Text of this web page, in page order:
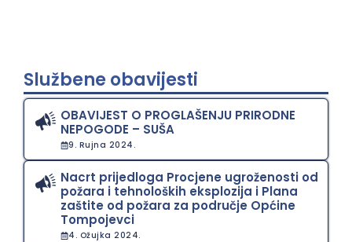
Službene obavijesti
OBAVIJEST O PROGLAŠENJU PRIRODNE
NEPOGODE – SUŠA
9. Rujna 2024.
Nacrt prijedloga Procjene ugroženosti od
požara i tehnoloških eksplozija i Plana
zaštite od požara za područje Općine
Tompojevci
4. Ožujka 2024.